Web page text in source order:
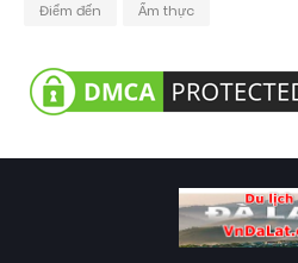
Điểm đến
Ẩm thực